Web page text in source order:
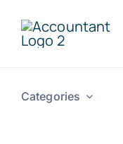
Categories